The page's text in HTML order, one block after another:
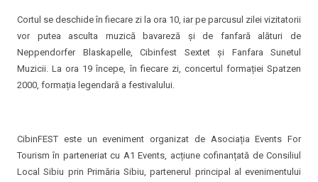
Cortul se deschide în fiecare zi la ora 10, iar pe parcusul zilei vizitatorii
vor putea asculta muzică bavareză și de fanfară alături de
Neppendorfer Blaskapelle, Cibinfest Sextet și Fanfara Sunetul
Muzicii. La ora 19 începe, în fiecare zi, concertul formației Spatzen
2000, formația legendară a festivalului.
CibinFEST este un eveniment organizat de Asociația Events For
Tourism în parteneriat cu A1 Events, acțiune cofinanțată de Consiliul
Local Sibiu prin Primăria Sibiu, partenerul principal al evenimentului